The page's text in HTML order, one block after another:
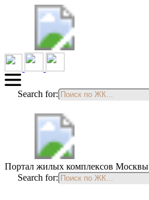
Search for:
Портал жилых комплексов Москвы
Search for: